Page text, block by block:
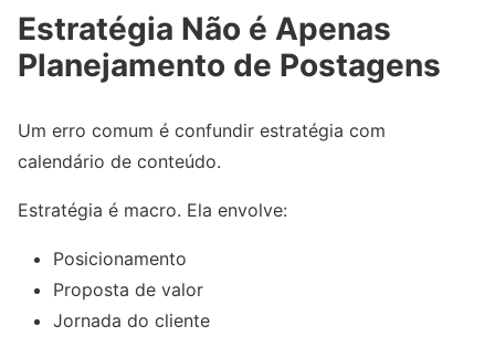
Estratégia Não é Apenas
Planejamento de Postagens
Um erro comum é confundir estratégia com
calendário de conteúdo.
Estratégia é macro. Ela envolve:
Posicionamento
Proposta de valor
Jornada do cliente